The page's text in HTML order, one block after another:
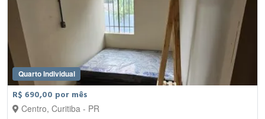
Quarto Individual
R$ 690,00 por mês
Centro, Curitiba - PR